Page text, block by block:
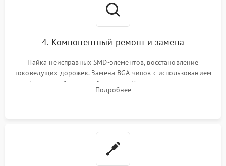
4. Компонентный ремонт и замена
Пайка неисправных SMD-элементов, восстановление
токоведущих дорожек. Замена BGA-чипов с использованием
инфракрасной паяльной станции. Прошивка микросхемы
BIOS или замена поврежденных портов USB
Подробнее